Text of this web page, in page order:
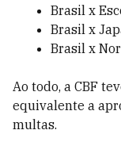
Brasil x
Brasil x
Brasil x
Ao todo, a CBF
equivalente a
multas.